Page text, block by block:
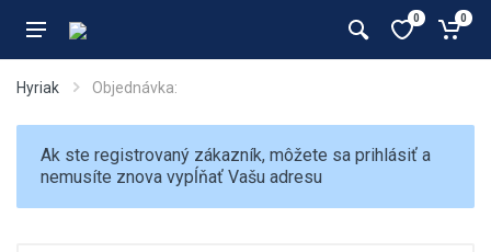
0 0
Hyriak Objednávka:
Ak ste registrovaný zákazník, môžete sa prihlásiť a
nemusíte znova vypĺňať Vašu adresu